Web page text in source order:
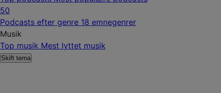
50
Podcasts efter genre 18 emnegenrer
Musik
Top musik Mest lyttet musik
Skift tema